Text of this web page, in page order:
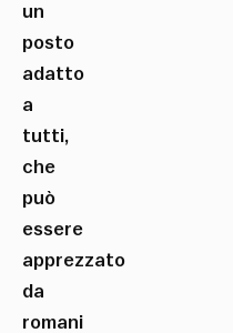
un
posto
adatto
a
tutti,
che
può
essere
apprezzato
da
romani